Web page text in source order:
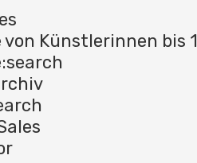
von Künstlerinnen bis